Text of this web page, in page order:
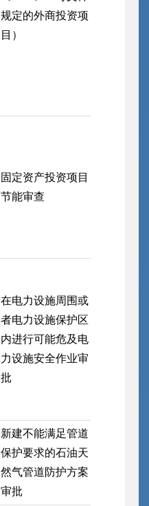
规定的外商投资项
目）
固定资产投资项目
节能审查
在电力设施周围或
者电力设施保护区
内进行可能危及电
力设施安全作业审
批
新建不能满足管道
保护要求的石油天
然气管道防护方案
审批